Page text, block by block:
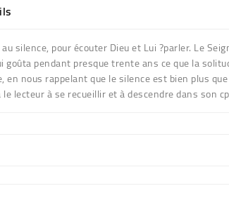
silence, pour écouter Dieu et Lui ?parler. Le
goûta pendant presque trente ans ce que la
en nous rappelant que le silence est bien plus
lecteur à se recueillir et à descendre dans son